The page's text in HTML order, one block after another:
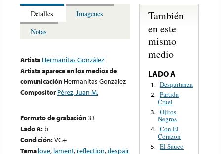
Detalles
Imagenes
Notas
Artista Hermanitas González
Artista aparece en los medios de
comunicación Hermanitas González
Compositor Pérez, Juan M.
Formato de grabación33
Lado A: b
Condición:VG+
Tema love, lament, reflection,despair
También
en este
mismo
medio
LADO A
1. Desquitanza
2. Partida
Cruel
3. Ojitos
Negros
4. Con El
Corazon
5. El Sauco